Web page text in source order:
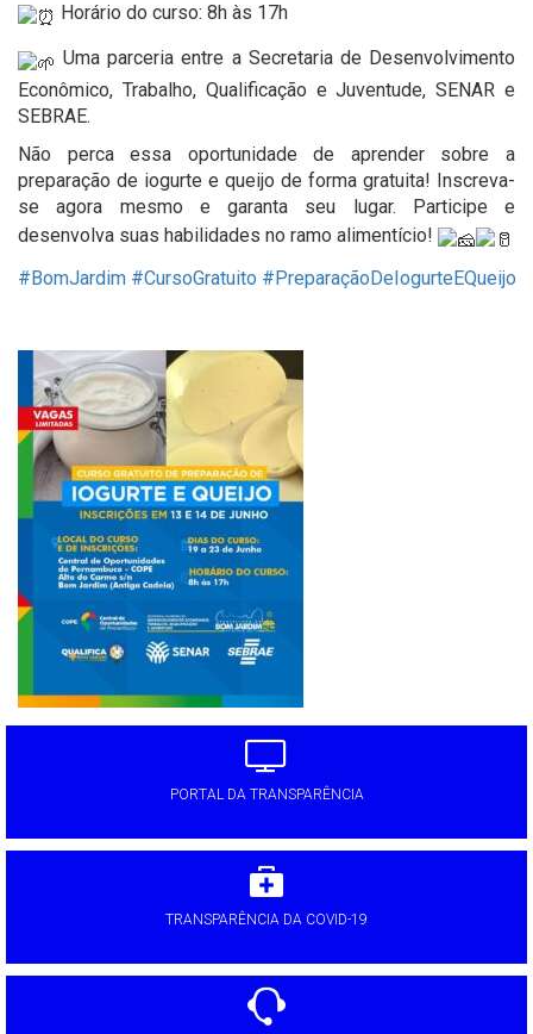
Horário do curso: 8h às 17h
Uma parceria entre a Secretaria de Desenvolvimento
Econômico, Trabalho, Qualificação e Juventude, SENAR e
SEBRAE.
Não perca essa oportunidade de aprender sobre a
preparação de iogurte e queijo de forma gratuita! Inscreva-
se agora mesmo e garanta seu lugar. Participe e
desenvolva suas habilidades no ramo alimentício!
#BomJardim #CursoGratuito #PreparaçãoDeIogurteEQueijo
PORTAL DA TRANSPARÊNCIA
TRANSPARÊNCIA DA COVID-19